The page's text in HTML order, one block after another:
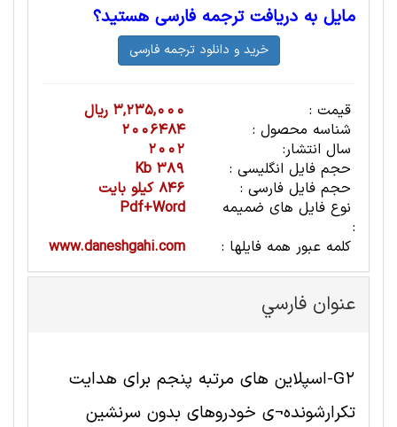
مایل به دریافت ترجمه فارسی هستید؟
قیمت :
3,235,000 ریال
شناسه محصول :
2006484
سال انتشار:
2002
حجم فایل انگلیسی :
389 Kb
حجم فایل فارسی :
846 کیلو بایت
نوع فایل های ضمیمه
:
Pdf+Word
کلمه عبور همه فایلها :
www.daneshgahi.com
عنوان فارسي
G2-اسپلاین های مرتبه پنجم برای هدایت
تکرارشونده¬ی خودروهای بدون سرنشین